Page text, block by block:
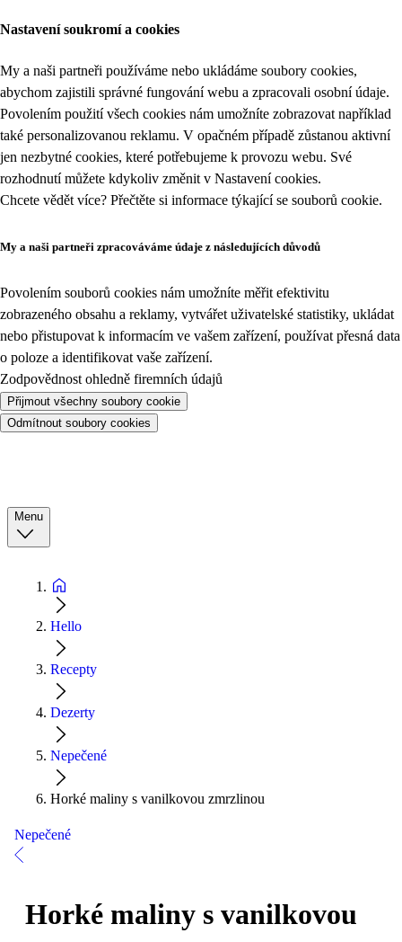
Nastavení soukromí a cookies
My a naši partneři používáme nebo ukládáme soubory cookies,
abychom zajistili správné fungování webu a zpracovali osobní údaje.
Povolením použití všech cookies nám umožníte zobrazovat například
také personalizovanou reklamu. V opačném případě zůstanou aktivní
jen nezbytné cookies, které potřebujeme k provozu webu. Své
rozhodnutí můžete kdykoliv změnit v Nastavení cookies.
Chcete vědět více? Přečtěte si informace týkající se souborů cookie.
My a naši partneři zpracováváme údaje z následujících důvodů
Povolením souborů cookies nám umožníte měřit efektivitu
zobrazeného obsahu a reklamy, vytvářet uživatelské statistiky, ukládat
nebo přistupovat k informacím ve vašem zařízení, používat přesná data
o poloze a identifikovat vaše zařízení.
Zodpovědnost ohledně firemních údajů
Přijmout všechny soubory cookie
Odmítnout soubory cookies
Menu
Hello
Recepty
Dezerty
Nepečené
Horké maliny s vanilkovou zmrzlinou
Nepečené
Horké maliny s vanilkovou